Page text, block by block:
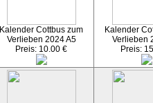
Kalender Cottbus zum
Verlieben 2024 A5
Preis: 10.00 €
Kalender
Verlieben
Preis: